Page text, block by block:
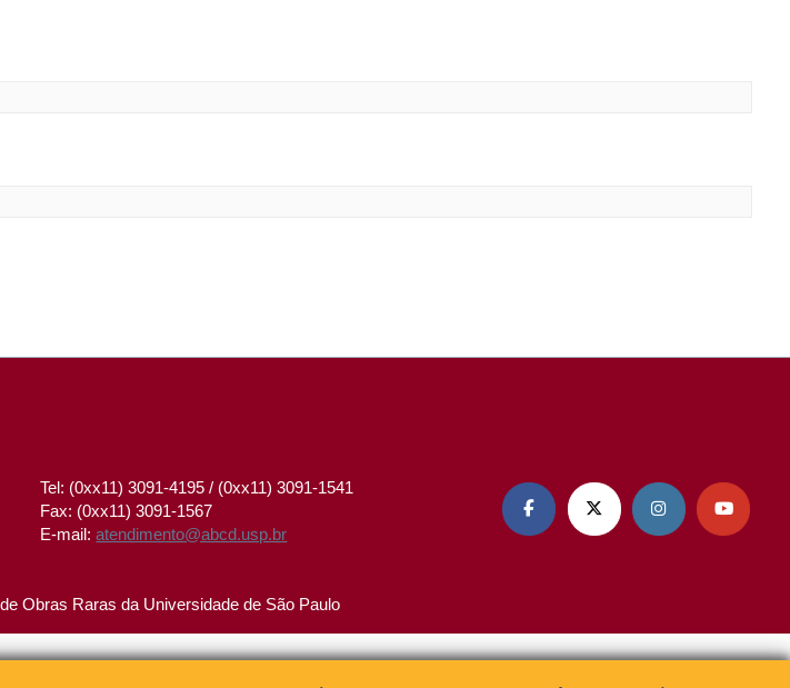
Tel: (0xx11) 3091-4195 / (0xx11) 3091-1541
Fax: (0xx11) 3091-1567
E-mail:atendimento@abcd.usp.br
   
Obras Raras da Universidade de São Paulo